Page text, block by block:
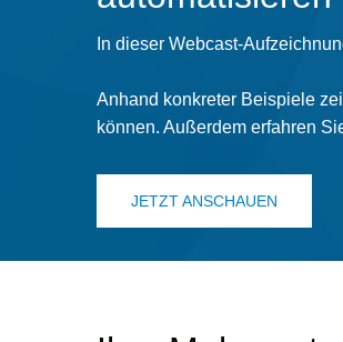
In dieser Webcast-
Anhand konkreter Beispiele
können. Außerdem erfahren
JETZT ANSCHAUEN